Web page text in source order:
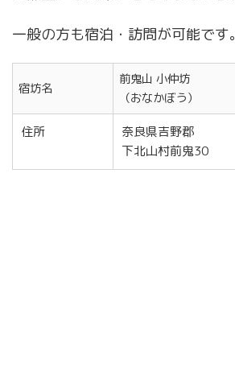
一般の方も宿泊・訪問が可能です。
宿坊名
前鬼山 小仲坊
（おなかぼう）
住所
奈良県吉野郡
下北山村前鬼30